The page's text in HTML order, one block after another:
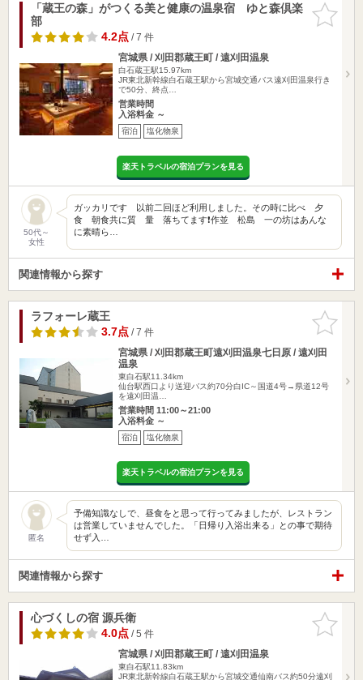
お気に入
りに追加
「蔵王の森」がつくる美と健康の温泉宿 ゆと森倶楽
部
4.2点/ 7 件
宮城県 / 刈田郡蔵王町 / 遠刈田温泉
白石蔵王駅15.97km
JR東北新幹線白石蔵王駅から宮城交通バス遠刈田温泉行き
で50分、終点…
営業時間
入浴料金 ～
宿泊 塩化物泉
楽天トラベルの宿泊プランを見る
50代～
女性
ガッカリです 以前二回ほど利用しました。その時に比べ 夕
食 朝食共に質 量 落ちてます❗作並 松島 一の坊はあんな
に素晴ら…
関連情報から探す
お気に入
りに追加
ラフォーレ蔵王
3.7点/ 7 件
宮城県 / 刈田郡蔵王町遠刈田温泉七日原 / 遠刈田
温泉
東白石駅11.34km
仙台駅西口より送迎バス約70分白IC～国道4号→県道12号
を遠刈田温…
営業時間 11:00～21:00
入浴料金 ～
宿泊 塩化物泉
楽天トラベルの宿泊プランを見る
匿名
予備知識なしで、昼食をと思って行ってみましたが、レストラン
は営業していませんでした。「日帰り入浴出来る」との事で期待
せず入…
関連情報から探す
お気に入
りに追加
心づくしの宿 源兵衛
4.0点/ 5 件
宮城県 / 刈田郡蔵王町 / 遠刈田温泉
東白石駅11.83km
JR東北新幹線白石蔵王駅から宮城交通仙南バス約50分遠刈